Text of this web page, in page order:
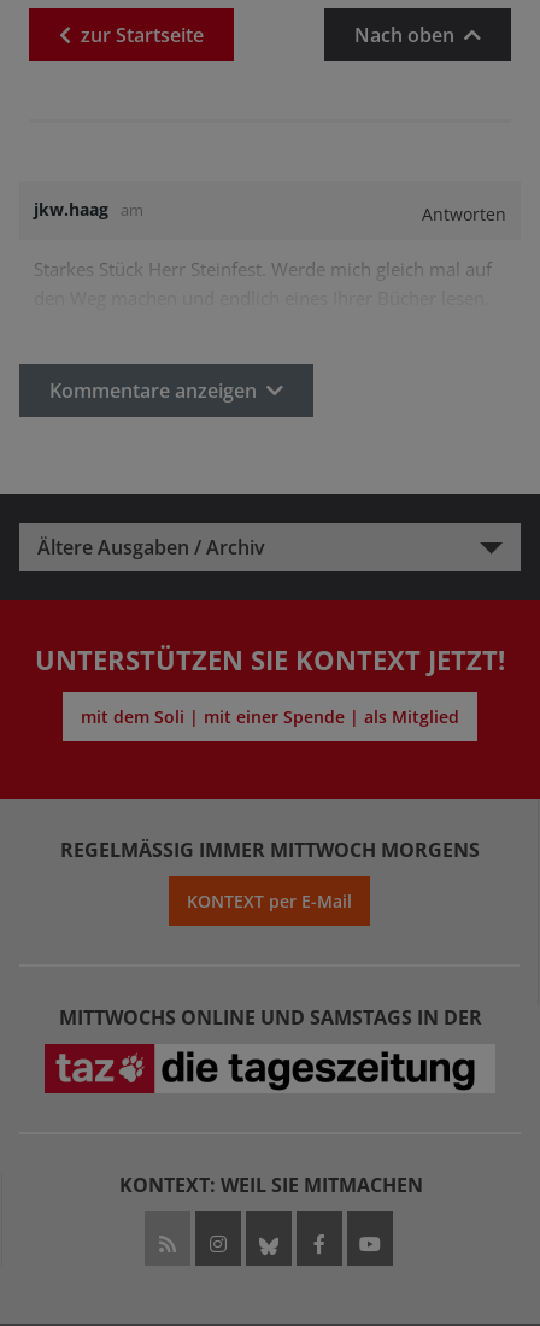
zurStartseite Nach oben
jkw.haag am Antworten
Starkes Stück Herr Steinfest. Werde mich gleich mal auf
Kommentare anzeigen
Ältere Ausgaben / Archiv
UNTERSTÜTZEN SIE KONTEXT JETZT!
mit dem Soli | mit einer Spende | als Mitglied
REGELMÄSSIG IMMER MITTWOCH MORGENS
KONTEXT per E-Mail
MITTWOCHS ONLINE UND SAMSTAGS IN DER
KONTEXT: WEIL SIE MITMACHEN